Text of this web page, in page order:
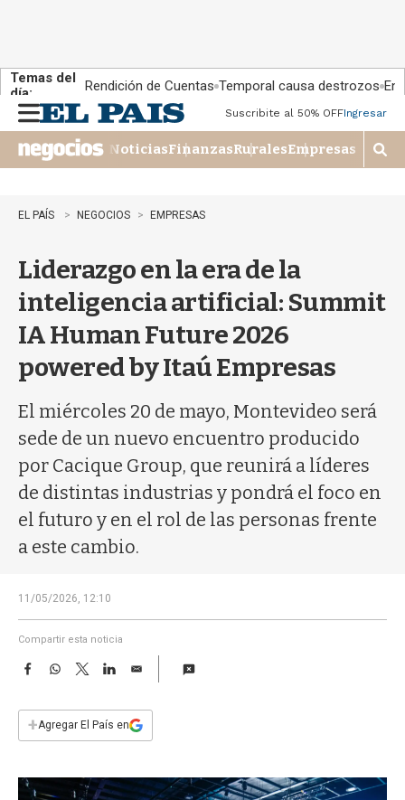
Temas del
día:
Rendición de Cuentas Temporal causa destrozos En
n
u
Suscribite al 50% OFFIngresar
NoticiasFinanzasRuralesEmpresas
M
o
�
EL PAÍS NEGOCIOS EMPRESAS
Liderazgo en la era de la
inteligencia artificial: Summit
IA Human Future 2026
powered by Itaú Empresas
El miércoles 20 de mayo, Montevideo será
sede de un nuevo encuentro producido
por Cacique Group, que reunirá a líderes
de distintas industrias y pondrá el foco en
el futuro y en el rol de las personas frente
a este cambio.
11/05/2026, 12:10
Compartir esta noticia
F
e
b
k
W
s
T
w
t
L
n
E
i
l
+Agregar El País en